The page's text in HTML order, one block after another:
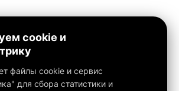
г. Павловский Посад, дер. Фатеево, д. 3П,
cookie и
файлы cookie и сервис
для сбора статистики и